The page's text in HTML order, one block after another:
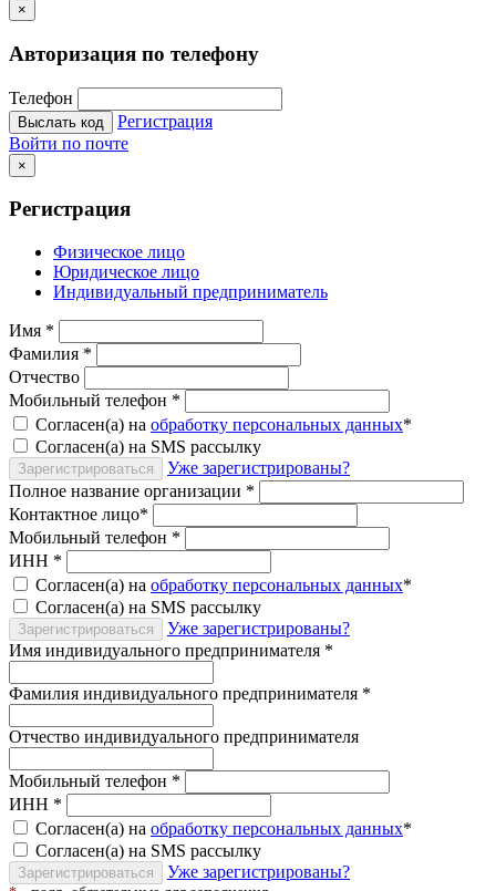
×
Авторизация по телефону
Телефон
Выслать код
Регистрация
Войти по почте
×
Регистрация
Физическое лицо
Юридическое лицо
Индивидуальный предприниматель
Имя *
Фамилия *
Отчество
Мобильный телефон *
Согласен(а) на обработку персональных данных*
Согласен(а) на SMS рассылку
Зарегистрироваться
Уже зарегистрированы?
Полное название организации *
Контактное лицо*
Мобильный телефон *
ИНН *
Согласен(а) на обработку персональных данных*
Согласен(а) на SMS рассылку
Зарегистрироваться
Уже зарегистрированы?
Имя индивидуального предпринимателя *
Фамилия индивидуального предпринимателя *
Отчество индивидуального предпринимателя
Мобильный телефон *
ИНН *
Согласен(а) на обработку персональных данных*
Согласен(а) на SMS рассылку
Зарегистрироваться Уже зарегистрированы?